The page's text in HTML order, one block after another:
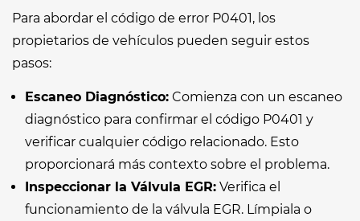
Para abordar el código de error P0401, los
propietarios de vehículos pueden seguir estos
pasos:
Escaneo Diagnóstico: Comienza con un escaneo
diagnóstico para confirmar el código P0401 y
verificar cualquier código relacionado. Esto
proporcionará más contexto sobre el problema.
Inspeccionar la Válvula EGR: Verifica el
funcionamiento de la válvula EGR. Límpiala o